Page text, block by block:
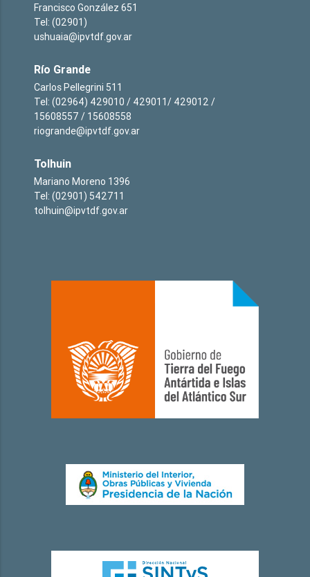
Francisco González 651
Tel: (02901)
ushuaia@ipvtdf.gov.ar
Río Grande
Carlos Pellegrini 511
Tel: (02964) 429010 / 429011/ 429012 /
15608557 / 15608558
riogrande@ipvtdf.gov.ar
Tolhuin
Mariano Moreno 1396
Tel: (02901) 542711
tolhuin@ipvtdf.gov.ar